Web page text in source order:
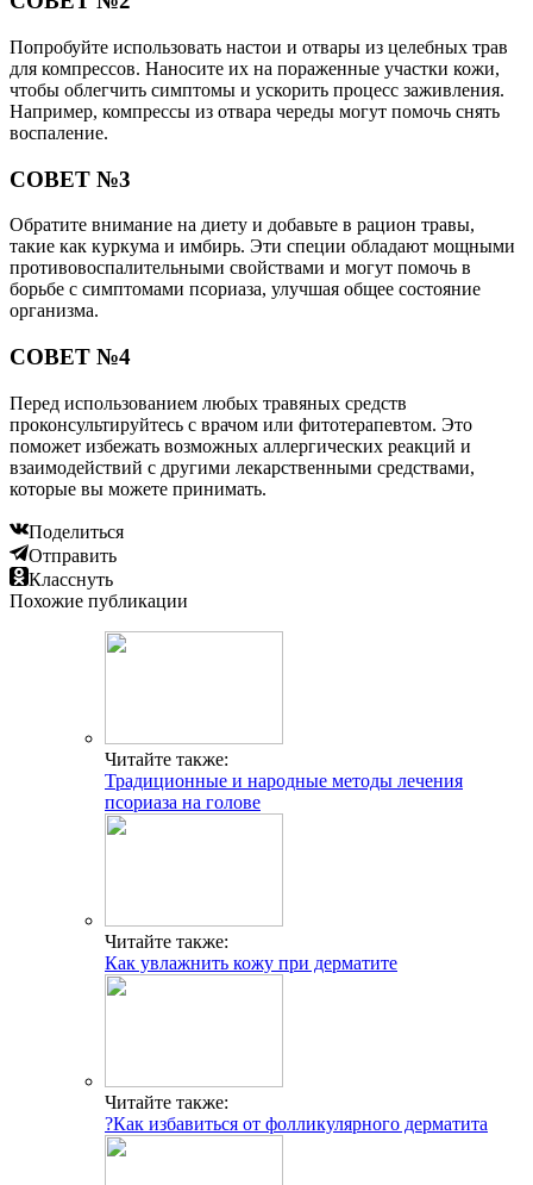
Попробуйте использовать настои и отвары из целебных трав
для компрессов. Наносите их на пораженные участки кожи,
чтобы облегчить симптомы и ускорить процесс заживления.
Например, компрессы из отвара череды могут помочь снять
воспаление.
СОВЕТ №3
Обратите внимание на диету и добавьте в рацион травы,
такие как куркума и имбирь. Эти специи обладают мощными
противовоспалительными свойствами и могут помочь в
борьбе с симптомами псориаза, улучшая общее состояние
организма.
СОВЕТ №4
Перед использованием любых травяных средств
проконсультируйтесь с врачом или фитотерапевтом. Это
поможет избежать возможных аллергических реакций и
взаимодействий с другими лекарственными средствами,
которые вы можете принимать.
Поделиться
Отправить
Класснуть
Похожие публикации
Читайте также:
Традиционные и народные методы лечения
псориаза на голове
Читайте также:
Как увлажнить кожу при дерматите
Читайте также:
?Как избавиться от фолликулярного дерматита